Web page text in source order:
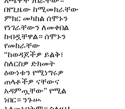
በየጊዜው ከሚመክራቸው
ምክር መካከል ሰሞኑን
የነገራቸውን ለመቀበል
ከብዷቸዋል። ሰሞኑን
የመከራቸው
“ከወዳጆችዎ ይልቅ፣
ስለርስዎ ድክመት
ዕውነቱን የሚነግሩዎ
ጠላቶችዎ ናቸውና
አዳምጧቸው” የሚል
ነበር። ንጉሡ